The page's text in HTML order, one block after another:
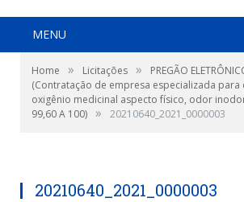
MENU
Home » Licitações »
PREGÃO
(Contratação de empresa especializada
oxigênio medicinal aspecto físico, odor
99,60 A 100) » 20210640_2021_0000003
20210640_2021_0000003